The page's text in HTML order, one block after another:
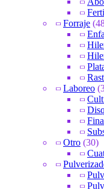
Forraje
Laboreo
Otro (30)